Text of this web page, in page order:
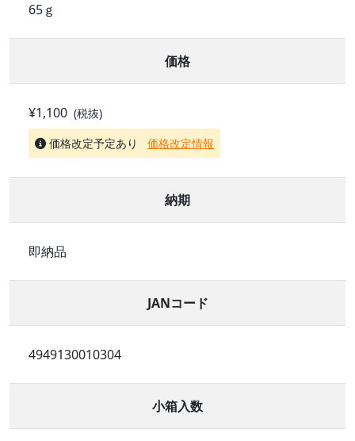
65ｇ
価格
¥1,100 (税抜)
価格改定予定あり
価格改定情報
納期
即納品
JANコード
4949130010304
小箱入数